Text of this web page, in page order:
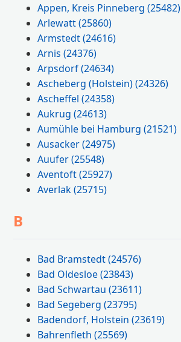
Appen, Kreis Pinneberg(25482)
Arlewatt(25860)
Armstedt(24616)
Arnis(24376)
Arpsdorf(24634)
Ascheberg (Holstein)(24326)
Ascheffel(24358)
Aukrug(24613)
Aumühle bei Hamburg(21521)
Ausacker(24975)
Auufer(25548)
Aventoft(25927)
Averlak(25715)
B
Bad Bramstedt(24576)
Bad Oldesloe(23843)
Bad Schwartau(23611)
Bad Segeberg(23795)
Badendorf, Holstein(23619)
Bahrenfleth(25569)